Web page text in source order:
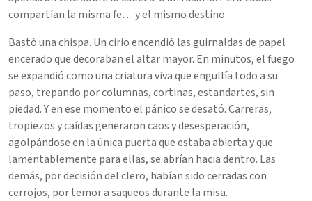
compartían la misma fe… y el mismo destino.
Bastó una chispa. Un cirio encendió las guirnaldas de papel
encerado que decoraban el altar mayor. En minutos, el fuego
se expandió como una criatura viva que engullía todo a su
paso, trepando por columnas, cortinas, estandartes, sin
piedad. Y en ese momento el pánico se desató. Carreras,
tropiezos y caídas generaron caos y desesperación,
agolpándose en la única puerta que estaba abierta y que
lamentablemente para ellas, se abrían hacia dentro. Las
demás, por decisión del clero, habían sido cerradas con
cerrojos, por temor a saqueos durante la misa.